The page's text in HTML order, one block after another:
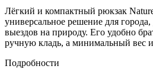
Лёгкий и компактный рюкзак
универсальное решение для
выездов на природу. Его удобно
ручную кладь, а минимальный вес
Подробности